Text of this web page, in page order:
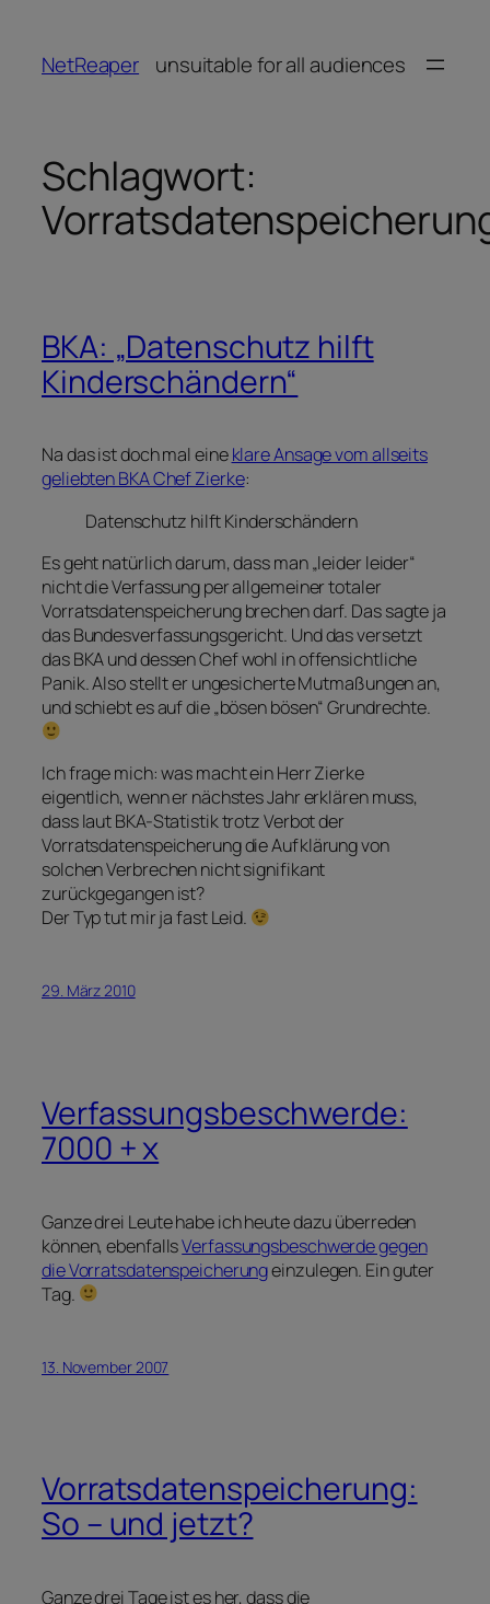
springen
NetReaper unsuitable for all audiences
Schlagwort:
BKA: „Datenschutz hilft
Kinderschändern“
Na das ist doch mal eineklare Ansage vom allseits
geliebten BKA Chef Zierke:
Datenschutz hilft Kinderschändern
Es geht natürlich darum, dass man „leider leider“
nicht die Verfassung per allgemeiner totaler
Vorratsdatenspeicherung brechen darf. Das sagte ja
das Bundesverfassungsgericht. Und das versetzt
das BKA und dessen Chef wohl in offensichtliche
Panik. Also stellt er ungesicherte Mutmaßungen an,
und schiebt es auf die „bösen bösen“ Grundrechte.
Ich frage mich: was macht ein Herr Zierke
eigentlich, wenn er nächstes Jahr erklären muss,
dass laut BKA-Statistik trotz Verbot der
Vorratsdatenspeicherung die Aufklärung von
solchen Verbrechen nicht signifikant
zurückgegangen ist?
Der Typ tut mir ja fast Leid.
29. März 2010
Verfassungsbeschwerde:
7000 + x
Ganze drei Leute habe ich heute dazu überreden
können, ebenfallsVerfassungsbeschwerde gegen
die Vorratsdatenspeicherungeinzulegen. Ein guter
Tag.
13. November 2007
Vorratsdatenspeicherung:
So – und jetzt?
Ganze drei Tage ist es her, dass die